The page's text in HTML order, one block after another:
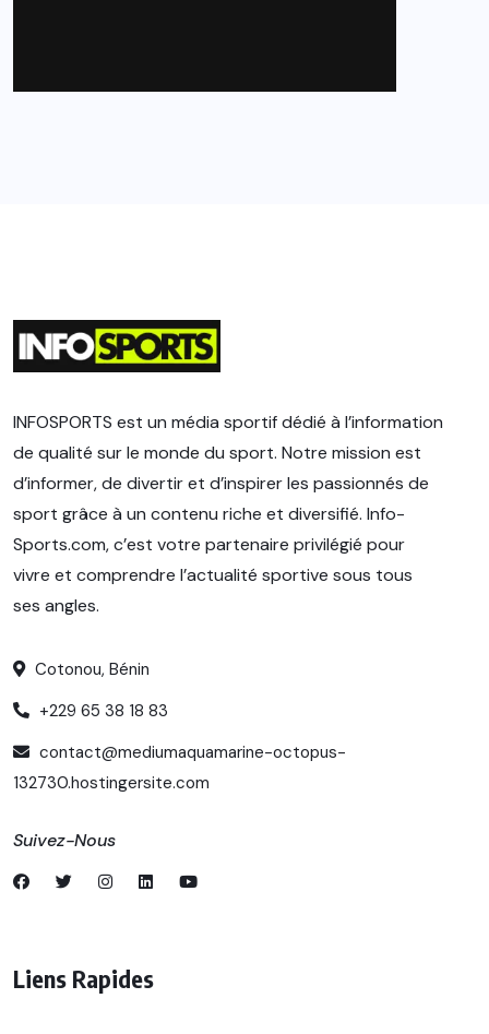
INFOSPORTS est un média sportif dédié à l’information
de qualité sur le monde du sport. Notre mission est
d’informer, de divertir et d’inspirer les passionnés de
sport grâce à un contenu riche et diversifié. Info-
Sports.com, c’est votre partenaire privilégié pour
vivre et comprendre l’actualité sportive sous tous
ses angles.
Cotonou, Bénin
+229 65 38 18 83
contact@mediumaquamarine-octopus-
132730.hostingersite.com
Suivez-Nous
Liens Rapides